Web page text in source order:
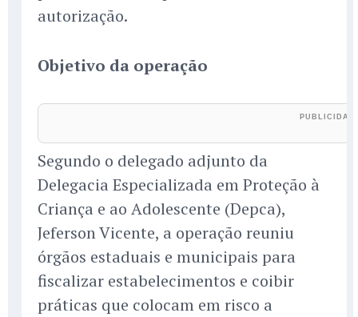
autorização.
Objetivo da operação
Segundo o delegado adjunto da
Delegacia Especializada em Proteção à
Criança e ao Adolescente (Depca),
Jeferson Vicente, a operação reuniu
órgãos estaduais e municipais para
fiscalizar estabelecimentos e coibir
práticas que colocam em risco a